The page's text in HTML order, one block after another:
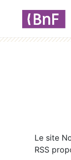
Le site
RSS